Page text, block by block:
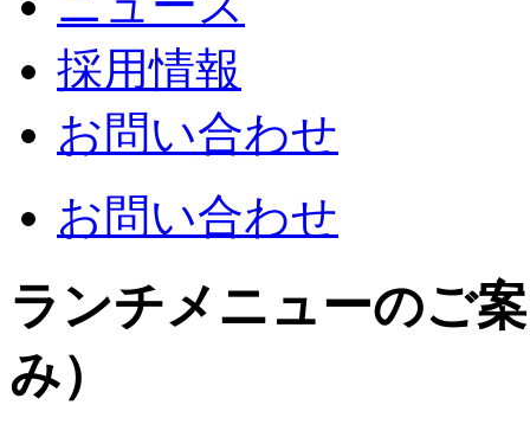
採用情報
お問い合わせ
お問い合わせ
ランチメニューのご
み）